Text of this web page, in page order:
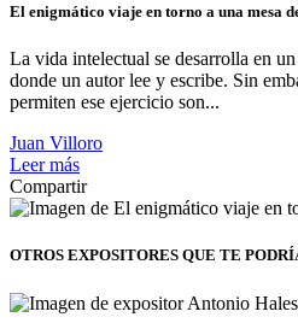
El enigmático viaje en torno a una mesa
La vida intelectual se desarrolla en
donde un autor lee y escribe. Sin
permiten ese ejercicio son...
Juan Villoro
Leer más
Compartir
OTROS EXPOSITORES QUE TE